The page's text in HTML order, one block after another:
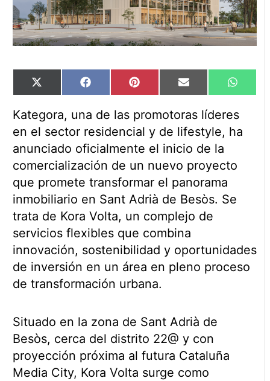
Compartir
en
X
(Twitter)
Compartir
en
Facebook Compartir
en
Pinterest Compartir
en
Email
en
Kategora, una de las promotoras líderes
en el sector residencial y de lifestyle, ha
anunciado oficialmente el inicio de la
comercialización de un nuevo proyecto
que promete transformar el panorama
inmobiliario en Sant Adrià de Besòs. Se
trata de Kora Volta, un complejo de
servicios flexibles que combina
innovación, sostenibilidad y oportunidades
de inversión en un área en pleno proceso
de transformación urbana.
Situado en la zona de Sant Adrià de
Besòs, cerca del distrito 22@ y con
proyección próxima al futura Cataluña
Media City, Kora Volta surge como